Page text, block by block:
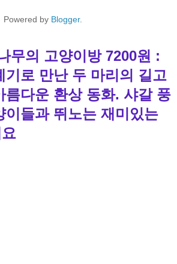
Powered by Blogger.
무의 고양이방 7200원 :
기로 만난 두 마리의 길고
름다운 환상 동화. 샤갈 풍
이들과 뛰노는 재미있는